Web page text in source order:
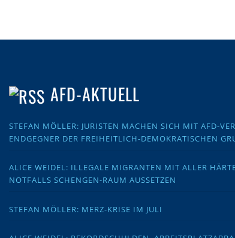
AFD-AKTUELL
STEFAN MÖLLER: JURISTEN MACHEN SICH MIT AFD-
ENDGEGNER DER FREIHEITLICH-DEMOKRATISCHEN
ALICE WEIDEL: ILLEGALE MIGRANTEN MIT ALLER
NOTFALLS SCHENGEN-RAUM AUSSETZEN
STEFAN MÖLLER: MERZ-KRISE IM JULI